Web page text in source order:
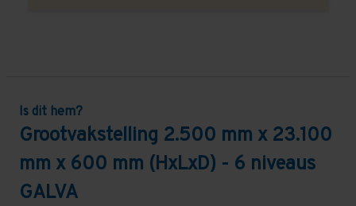
Is dit hem?
Grootvakstelling 2.500 mm x 23.100
mm x 600 mm (HxLxD) - 6 niveaus
GALVA